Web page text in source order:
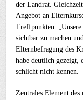
der Landrat.
Angebot an
Treffpunkten. „Unsere
sichtbar zu machen
Elternbefragung des
habe deutlich gezeigt,
schlicht nicht kennen.
Zentrales Element des